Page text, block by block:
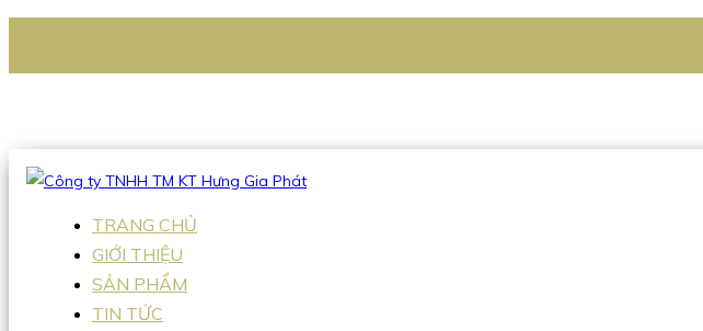
Hotline:0938 336 079
TRANG CHỦ
GIỚI THIỆU
SẢN PHẨM
TIN TỨC